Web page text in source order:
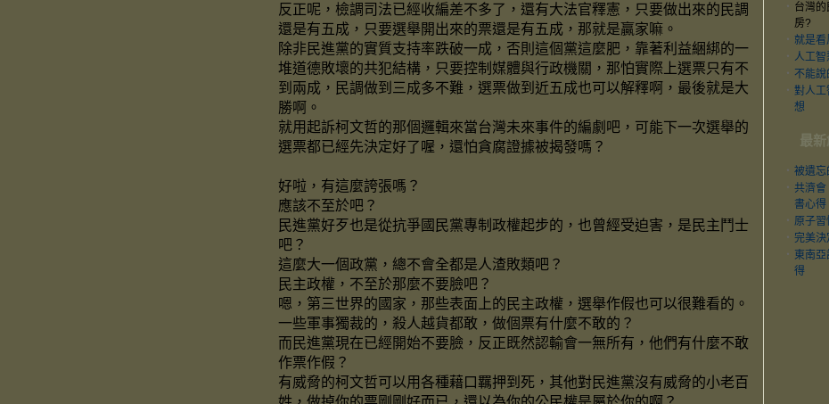
‧ 台灣
房?
‧ 就是看
‧ 人工
‧ 不能說
‧ 對人工
想
最
‧ 被遺忘
‧ 共濟會
書心得
‧ 原子習
‧ 完美決
‧ 東南
得
反正呢，檢調司法已經收編差不多了，還有大法官釋憲，只要做出來的民調
還是有五成，只要選舉開出來的票還是有五成，那就是贏家嘛。
除非民進黨的實質支持率跌破一成，否則這個黨這麼肥，靠著利益綑綁的一
堆道德敗壞的共犯結構，只要控制媒體與行政機關，那怕實際上選票只有不
到兩成，民調做到三成多不難，選票做到近五成也可以解釋啊，最後就是大
勝啊。
就用起訴柯文哲的那個邏輯來當台灣未來事件的編劇吧，可能下一次選舉的
選票都已經先決定好了喔，還怕貪腐證據被揭發嗎？
好啦，有這麼誇張嗎？
應該不至於吧？
民進黨好歹也是從抗爭國民黨專制政權起步的，也曾經受迫害，是民主鬥士
吧？
這麼大一個政黨，總不會全都是人渣敗類吧？
民主政權，不至於那麼不要臉吧？
嗯，第三世界的國家，那些表面上的民主政權，選舉作假也可以很難看的。
一些軍事獨裁的，殺人越貨都敢，做個票有什麼不敢的？
而民進黨現在已經開始不要臉，反正既然認輸會一無所有，他們有什麼不敢
作票作假？
有威脅的柯文哲可以用各種藉口羈押到死，其他對民進黨沒有威脅的小老百